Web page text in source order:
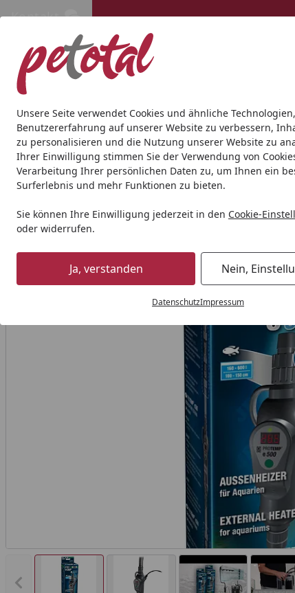
Unsere Seite verwendet Cookies und ähnliche
Benutzererfahrung auf unserer Website zu verbessern,
zu personalisieren und die Nutzung unserer Website zu
Ihrer Einwilligung stimmen Sie der Verwendung von
Verarbeitung Ihrer persönlichen Daten zu, um Ihnen ein
Surferlebnis und mehr Funktionen zu bieten.
Sie können Ihre Einwilligung jederzeit in den Cookie-
oder widerrufen.
Ja, verstanden Nein,
DatenschutzImpressum
Kontakt
Hund Katze Aquaristik Teich Andere Tierarten
Startseite
Aquaristik Zubehör JBL PROTEMP e500
Vorheriges Bild anzeigen